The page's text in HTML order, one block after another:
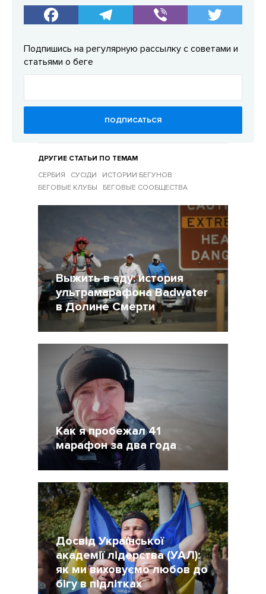
Подпишись на регулярную рассылку с советами и
статьями о беге
ПОДПИСАТЬСЯ
ДРУГИЕ СТАТЬИ ПО ТЕМАМ
СЕРБИЯ
СУСІДИ
ИСТОРИИ БЕГУНОВ
БЕГОВЫЕ КЛУБЫ
БЕГОВЫЕ СООБЩЕСТВА
Другие статьи по темам
Выжить в аду: история
ультрамарафона Badwater
в Долине Смерти
Как я пробежал 41
марафон за два года
Досвід Української
академії лідерства (УАЛ):
як ми виховуємо любов до
бігу в підлітках